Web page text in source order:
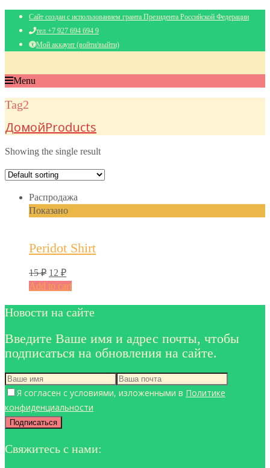
Сайт создан с использованием гранта Президента Российской Федерации
тел +7 927 694 694 9
Мой аккаунт (войти/выйти)
Menu
Tag2
ДомойProducts
Showing the single result
Распродажа
Показано
Peridot Shirt
15₽ 12 ₽
Add to cart
Новости на сайте
Введите Ваше имя и адрес почты, чтобы
подписаться на обновления на сайте.
Я согласен с условиями, изложенными в Политике
конфиденциальности
Свяжитесь с нами: